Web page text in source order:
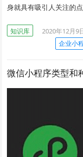
身就具有吸引人关注的
知识库
2020年12月9
企业小
微信小程序类型和